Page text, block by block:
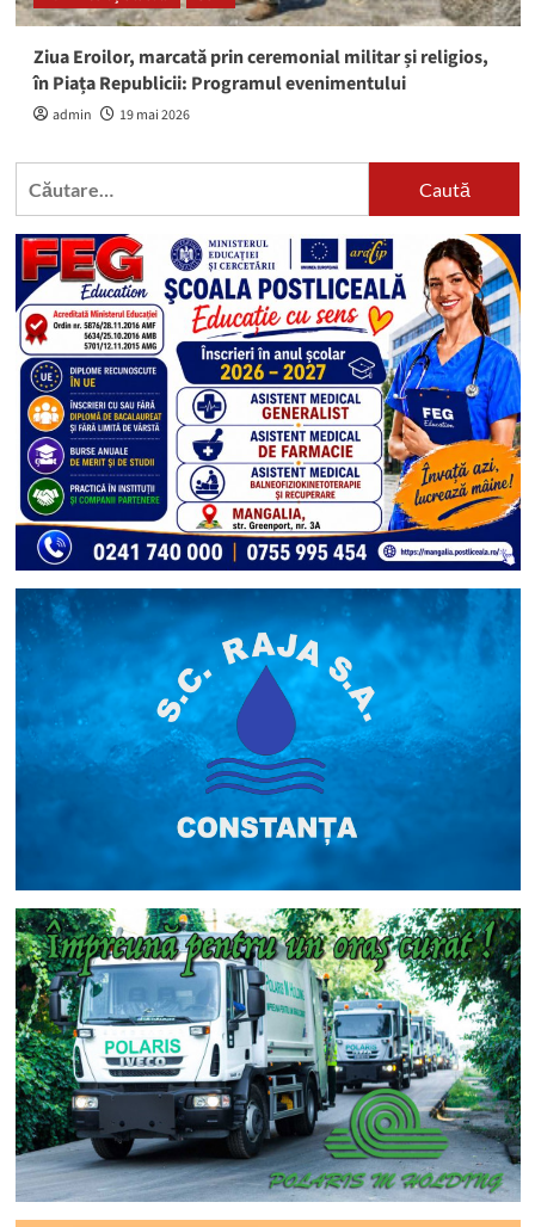
Ziua Eroilor, marcată prin ceremonial militar și religios,
în Piața Republicii: Programul evenimentului
admin 19 mai 2026
Caută